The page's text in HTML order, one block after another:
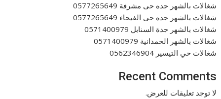
شغالات بالشهر جده حى مشرفة 0577265649
شغالات بالشهر جده حى الفيحاء 0577265649
شغالات بالشهر جدة السنابل 0571400979
شغالات بالشهر الحمدانية 0571400979
شغالات حي التيسير 0562346904
Recent Comments
لا توجد تعليقات للعرض.